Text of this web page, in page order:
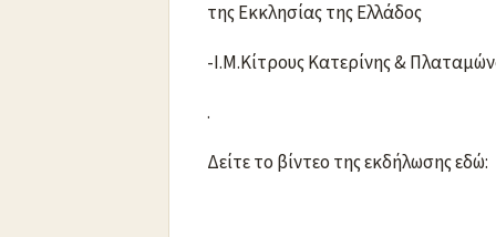
της Εκκλησίας της Ελλάδος
-Ι.Μ.Κίτρους Κατερίνης &
.
Δείτε το βίντεο της εκδήλωσης εδώ: